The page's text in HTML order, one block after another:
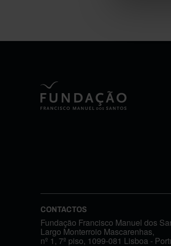
CONTACTOS
Fundação Francisco Manuel dos
Largo Monterroio Mascarenhas,
nº 1, 7º piso, 1099-081 Lisboa -